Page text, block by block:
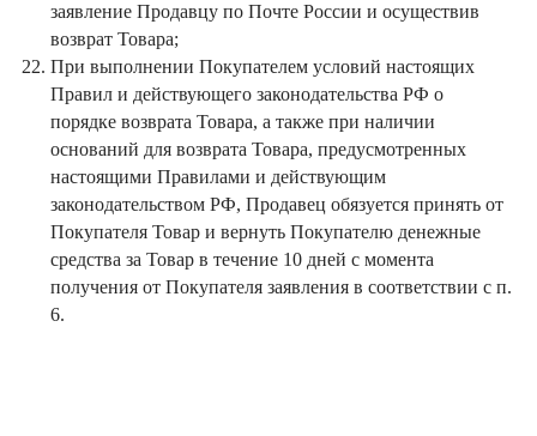
заявление Продавцу по Почте России и осуществив
возврат Товара;
При выполнении Покупателем условий настоящих
Правил и действующего законодательства РФ о
порядке возврата Товара, а также при наличии
оснований для возврата Товара, предусмотренных
настоящими Правилами и действующим
законодательством РФ, Продавец обязуется принять от
Покупателя Товар и вернуть Покупателю денежные
средства за Товар в течение 10 дней с момента
получения от Покупателя заявления в соответствии с п.
6.